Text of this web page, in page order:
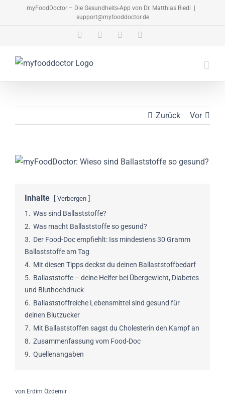
myFoodDoctor – Die Gesundheits-App von Dr. Matthias Riedl
support@myfooddoctor.de
FacebookInstagram
Zurück Vor
Zeige
Inhalte
Verbergen
1. Was sind Ballaststoffe?
2. Was macht Ballaststoffe so gesund?
3. Der Food-Doc empfiehlt: Iss mindestens 30 Gramm
Ballaststoffe am Tag
4. Mit diesen Tipps deckst du deinen Ballaststoffbedarf
5. Ballaststoffe – deine Helfer bei Übergewicht, Diabetes
und Bluthochdruck
6. Ballaststoffreiche Lebensmittel sind gesund für
deinen Blutzucker
7. Mit Ballaststoffen sagst du Cholesterin den Kampf an
8. Zusammenfassung vom Food-Doc
9. Quellenangaben
von Erdim Özdemir|